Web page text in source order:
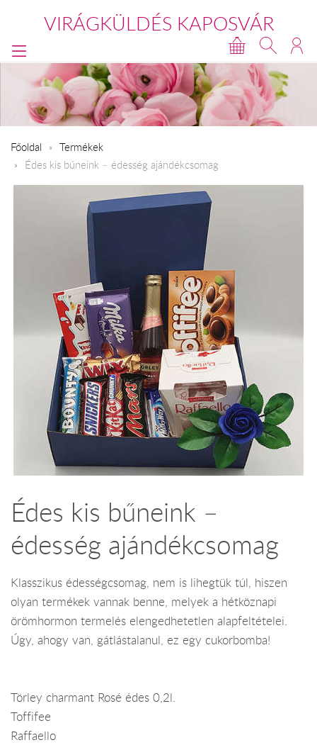
VIRÁGKÜLDÉS KAPOSVÁR
Főoldal
Termékek
Édes kis bűneink – édesség ajándékcsomag
Édes kis bűneink –
édesség ajándékcsomag
Klasszikus édességcsomag, nem is lihegtük túl, hiszen
olyan termékek vannak benne, melyek a hétköznapi
örömhormon termelés elengedhetetlen alapfeltételei.
Úgy, ahogy van, gátlástalanul, ez egy cukorbomba!
Törley charmant Rosé édes 0,2l.
Toffifee
Raffaello